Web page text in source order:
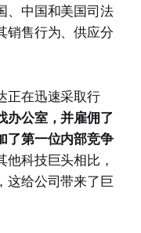
、中国和美国司法
销售行为、供应分
正在迅速采取行
办公室，并雇佣了
了第一位内部竞争
他科技巨头相比，
这给公司带来了巨